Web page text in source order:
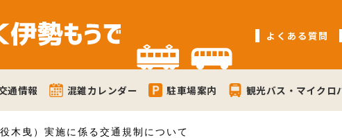
よくある質問
通情報 混雑カレンダー 駐車場案内 観光バス・マイクロ
木曳）実施に係る交通規制について